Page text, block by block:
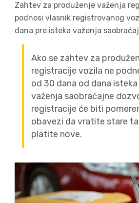
Zahtev za produženje važenja
podnosi vlasnik registrovanog
dana pre isteka važenja
Ako se zahtev za
registracije vozila ne
od 30 dana od dana isteka
važenja saobraćajne
registracije će biti
obavezi da vratite stare
platite nove.